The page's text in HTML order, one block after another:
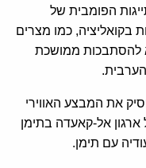
הפומבית של
בקואליציה, כמו מצרים
להסתבכות ממושכת
את המבצע האווירי
אל-קאעדה בתימן
עם תימן.